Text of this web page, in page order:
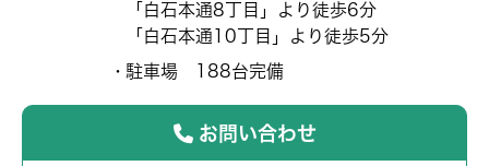
「白石本通8丁目」より徒歩6分
「白石本通10丁目」より徒歩5分
駐車場 188台完備
お問い合わせ